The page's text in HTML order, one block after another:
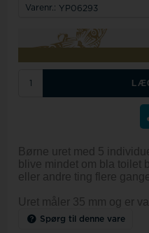
Varenr.: YP06293
Børne uret med 5
blive mindet om bla toilet
eller andre ting flere
Uret måler 35 mm og er
Spørg til denne vare